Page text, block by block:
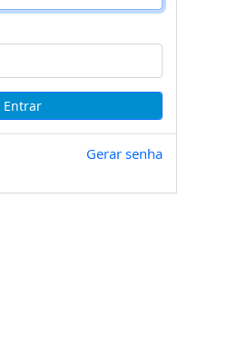
Gerar senha